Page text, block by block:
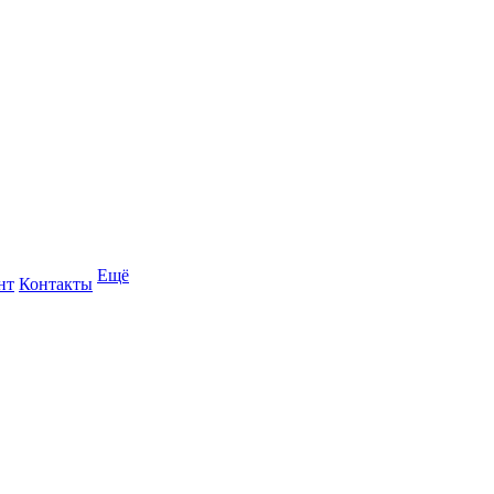
Контакты Ещё